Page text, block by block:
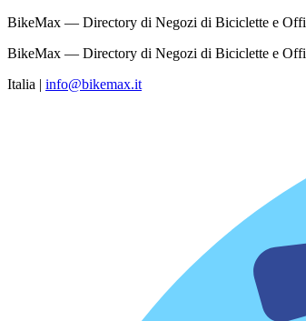
BikeMax — Directory di Negozi di Biciclette e
BikeMax — Directory di Negozi di Biciclette e
Italia | info@bikemax.it